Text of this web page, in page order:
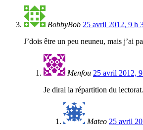
BobbyBob 25 avril 2012, 9 h
J’dois être un peu neuneu, mais j’ai
Menfou 25 avril 2012,
Je dirai la répartition du
Mateo 25 avril